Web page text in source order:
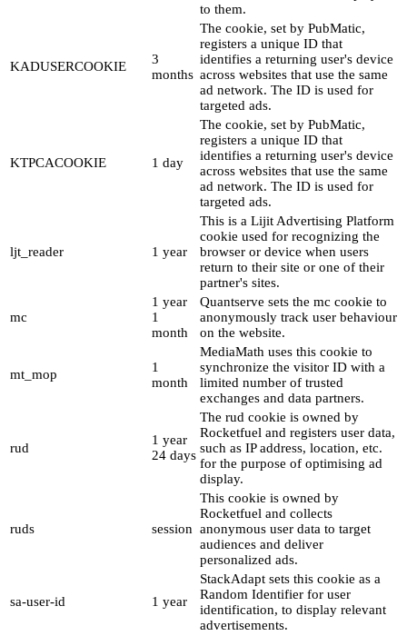
to them.
KADUSERCOOKIE
3
months
The cookie, set by PubMatic,
registers a unique ID that
identifies a returning user's device
across websites that use the same
ad network. The ID is used for
targeted ads.
KTPCACOOKIE 1 day
The cookie, set by PubMatic,
registers a unique ID that
identifies a returning user's device
across websites that use the same
ad network. The ID is used for
targeted ads.
ljt_reader 1 year
This is a Lijit Advertising Platform
cookie used for recognizing the
browser or device when users
return to their site or one of their
partner's sites.
mc
1 year
1
month
Quantserve sets the mc cookie to
anonymously track user behaviour
on the website.
mt_mop
1
month
MediaMath uses this cookie to
synchronize the visitor ID with a
limited number of trusted
exchanges and data partners.
rud
1 year
24 days
The rud cookie is owned by
Rocketfuel and registers user data,
such as IP address, location, etc.
for the purpose of optimising ad
display.
ruds session
This cookie is owned by
Rocketfuel and collects
anonymous user data to target
audiences and deliver
personalized ads.
sa-user-id 1 year
StackAdapt sets this cookie as a
Random Identifier for user
identification, to display relevant
advertisements.